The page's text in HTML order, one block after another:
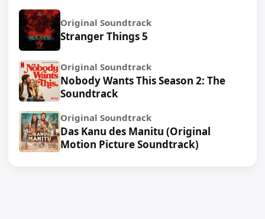
Original Soundtrack
Stranger Things 5
Original Soundtrack
Nobody Wants This Season 2: The
Soundtrack
Original Soundtrack
Das Kanu des Manitu (Original
Motion Picture Soundtrack)